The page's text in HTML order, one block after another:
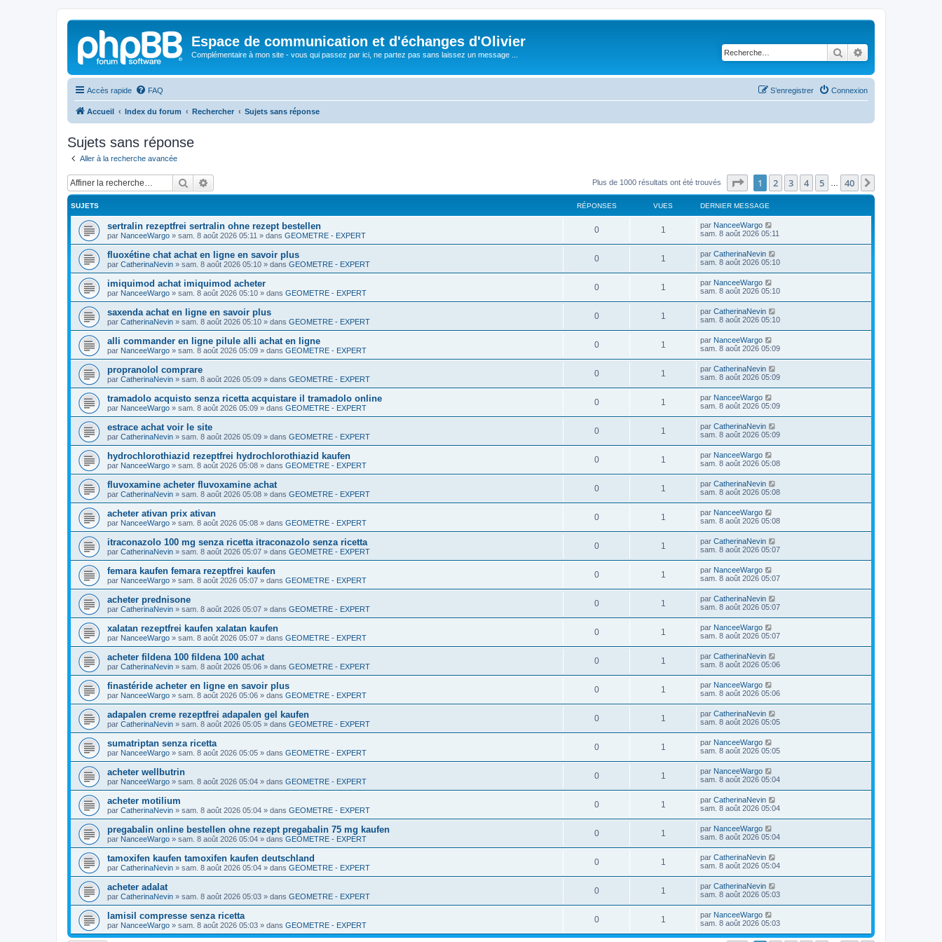
Espace de communication et d'échanges d'Olivier
Complémentaire à mon site - vous qui passez par ici, ne partez pas sans laissez un message ... Rechercher
Accès rapide FAQ Connexion
S’enregistrer
Accueil Index du forum Rechercher Sujets sans réponse
Sujets sans réponse
Aller à la recherche avancée
Rechercher Plus de 1000 résultats ont été trouvés Page sur40
1 2 3 4 5 40
SUJETS RÉPONSES VUES DERNIER MESSAGE
sertralin rezeptfrei sertralin ohne rezept bestellen
par NanceeWargo » sam. 8 août 2026 05:11 » dans GEOMETRE - EXPERT
0 1 par NanceeWargo
sam. 8 août 2026 05:11
fluoxétine chat achat en ligne en savoir plus
par CatherinaNevin » sam. 8 août 2026 05:10 » dans GEOMETRE - EXPERT
0 1 par CatherinaNevin
sam. 8 août 2026 05:10
imiquimod achat imiquimod acheter
par NanceeWargo » sam. 8 août 2026 05:10 » dans GEOMETRE - EXPERT
0 1 par NanceeWargo
sam. 8 août 2026 05:10
saxenda achat en ligne en savoir plus
par CatherinaNevin » sam. 8 août 2026 05:10 » dans GEOMETRE - EXPERT
0 1 par CatherinaNevin
sam. 8 août 2026 05:10
alli commander en ligne pilule alli achat en ligne
par NanceeWargo » sam. 8 août 2026 05:09 » dans GEOMETRE - EXPERT
0 1 par NanceeWargo
sam. 8 août 2026 05:09
propranolol comprare
par CatherinaNevin » sam. 8 août 2026 05:09 » dans GEOMETRE - EXPERT
0 1 par CatherinaNevin
sam. 8 août 2026 05:09
tramadolo acquisto senza ricetta acquistare il tramadolo online
par NanceeWargo » sam. 8 août 2026 05:09 » dans GEOMETRE - EXPERT
0 1 par NanceeWargo
sam. 8 août 2026 05:09
estrace achat voir le site
par CatherinaNevin » sam. 8 août 2026 05:09 » dans GEOMETRE - EXPERT
0 1 par CatherinaNevin
sam. 8 août 2026 05:09
hydrochlorothiazid rezeptfrei hydrochlorothiazid kaufen
par NanceeWargo » sam. 8 août 2026 05:08 » dans GEOMETRE - EXPERT
0 1 par NanceeWargo
sam. 8 août 2026 05:08
fluvoxamine acheter fluvoxamine achat
par CatherinaNevin » sam. 8 août 2026 05:08 » dans GEOMETRE - EXPERT
0 1 par CatherinaNevin
sam. 8 août 2026 05:08
acheter ativan prix ativan
par NanceeWargo » sam. 8 août 2026 05:08 » dans GEOMETRE - EXPERT
0 1 par NanceeWargo
sam. 8 août 2026 05:08
itraconazolo 100 mg senza ricetta itraconazolo senza ricetta
par CatherinaNevin » sam. 8 août 2026 05:07 » dans GEOMETRE - EXPERT
0 1 par CatherinaNevin
sam. 8 août 2026 05:07
femara kaufen femara rezeptfrei kaufen
par NanceeWargo » sam. 8 août 2026 05:07 » dans GEOMETRE - EXPERT
0 1 par NanceeWargo
sam. 8 août 2026 05:07
acheter prednisone
par CatherinaNevin » sam. 8 août 2026 05:07 » dans GEOMETRE - EXPERT
0 1 par CatherinaNevin
sam. 8 août 2026 05:07
xalatan rezeptfrei kaufen xalatan kaufen
par NanceeWargo » sam. 8 août 2026 05:07 » dans GEOMETRE - EXPERT
0 1 par NanceeWargo
sam. 8 août 2026 05:07
acheter fildena 100 fildena 100 achat
par CatherinaNevin » sam. 8 août 2026 05:06 » dans GEOMETRE - EXPERT
0 1 par CatherinaNevin
sam. 8 août 2026 05:06
finastéride acheter en ligne en savoir plus
par NanceeWargo » sam. 8 août 2026 05:06 » dans GEOMETRE - EXPERT
0 1 par NanceeWargo
sam. 8 août 2026 05:06
adapalen creme rezeptfrei adapalen gel kaufen
par CatherinaNevin » sam. 8 août 2026 05:05 » dans GEOMETRE - EXPERT
0 1 par CatherinaNevin
sam. 8 août 2026 05:05
sumatriptan senza ricetta
par NanceeWargo » sam. 8 août 2026 05:05 » dans GEOMETRE - EXPERT
0 1 par NanceeWargo
sam. 8 août 2026 05:05
acheter wellbutrin
par NanceeWargo » sam. 8 août 2026 05:04 » dans GEOMETRE - EXPERT
0 1 par NanceeWargo
sam. 8 août 2026 05:04
acheter motilium
par CatherinaNevin » sam. 8 août 2026 05:04 » dans GEOMETRE - EXPERT
0 1 par CatherinaNevin
sam. 8 août 2026 05:04
pregabalin online bestellen ohne rezept pregabalin 75 mg kaufen
par NanceeWargo » sam. 8 août 2026 05:04 » dans GEOMETRE - EXPERT
0 1 par NanceeWargo
sam. 8 août 2026 05:04
tamoxifen kaufen tamoxifen kaufen deutschland
par CatherinaNevin » sam. 8 août 2026 05:04 » dans GEOMETRE - EXPERT
0 1 par CatherinaNevin
sam. 8 août 2026 05:04
acheter adalat
par CatherinaNevin » sam. 8 août 2026 05:03 » dans GEOMETRE - EXPERT
0 1 par CatherinaNevin
sam. 8 août 2026 05:03
lamisil compresse senza ricetta
par NanceeWargo » sam. 8 août 2026 05:03 » dans GEOMETRE - EXPERT
0 1 par NanceeWargo
sam. 8 août 2026 05:03